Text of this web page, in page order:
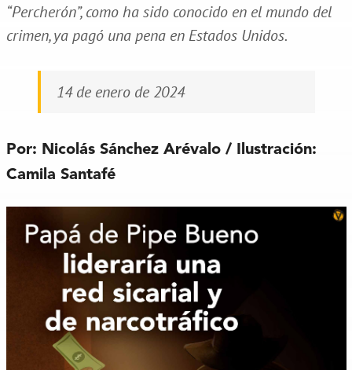
“Percherón”, como ha sido conocido en el mundo del
crimen, ya pagó una pena en Estados Unidos.
14 de enero de 2024
Por: Nicolás Sánchez Arévalo / Ilustración:
Camila Santafé